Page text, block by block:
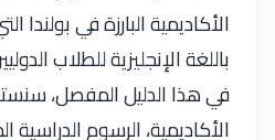
الأكاديمية البارزة في بولندا
باللغة الإنجليزية للطلاب
في هذا الدليل المفصل،
الأكاديمية، الرسوم الدراسية